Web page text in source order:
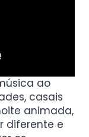
ao
casais
animada,
diferente e